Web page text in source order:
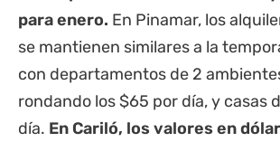
para enero. En Pinamar, los
se mantienen similares a la
con departamentos de 2
rondando los $65 por día, y casas
día. En Cariló, los valores en